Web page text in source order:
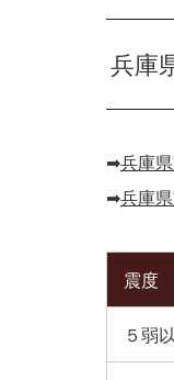
兵庫
➡︎兵庫
➡︎兵庫
震度
５弱